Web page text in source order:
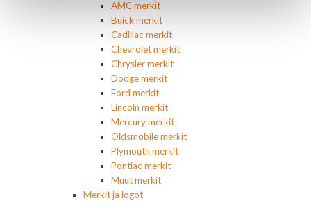
AMC merkit
Buick merkit
Cadillac merkit
Chevrolet merkit
Chrysler merkit
Dodge merkit
Ford merkit
Lincoln merkit
Mercury merkit
Oldsmobile merkit
Plymouth merkit
Pontiac merkit
Muut merkit
Merkit ja logot